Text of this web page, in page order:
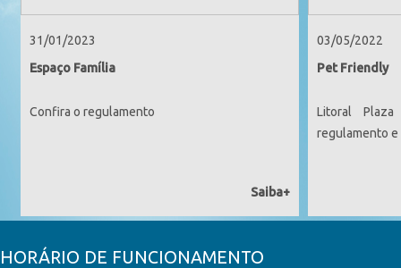
31/01/2023
Espaço Família
Confira o regulamento
Saiba+
03/05/2022
Pet Friendly
Litoral
regulamento e
HORÁRIO DE FUNCIONAMENTO